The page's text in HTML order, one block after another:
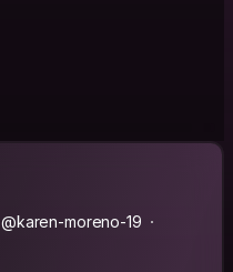
@karen-moreno-19